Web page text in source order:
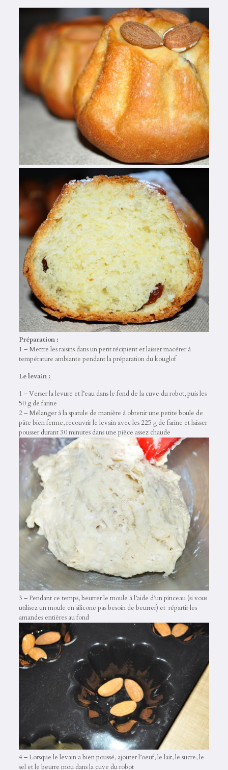
Préparation :
1 – Mettre les raisins dans un petit récipient et laisser macérer à
température ambiante pendant la préparation du kouglof
Le levain :
1 – Verser la levure et l’eau dans le fond de la cuve du robot, puis les
50 g de farine
2 – Mélanger à la spatule de manière à obtenir une petite boule de
pâte bien ferme, recouvrir le levain avec les 225 g de farine et laisser
pousser durant 30 minutes dans une pièce assez chaude
3 – Pendant ce temps, beurrer le moule à l’aide d’un pinceau (si vous
utilisez un moule en silicone pas besoin de beurrer) et répartir les
amandes entières au fond
4 – Lorsque le levain a bien poussé, ajouter l’oeuf, le lait, le sucre, le
sel et le beurre mou dans la cuve du robot